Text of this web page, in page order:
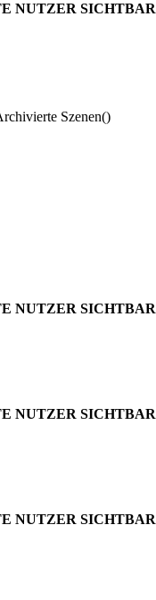
NUTZER SICHTBAR
Szenen()
NUTZER SICHTBAR
NUTZER SICHTBAR
NUTZER SICHTBAR